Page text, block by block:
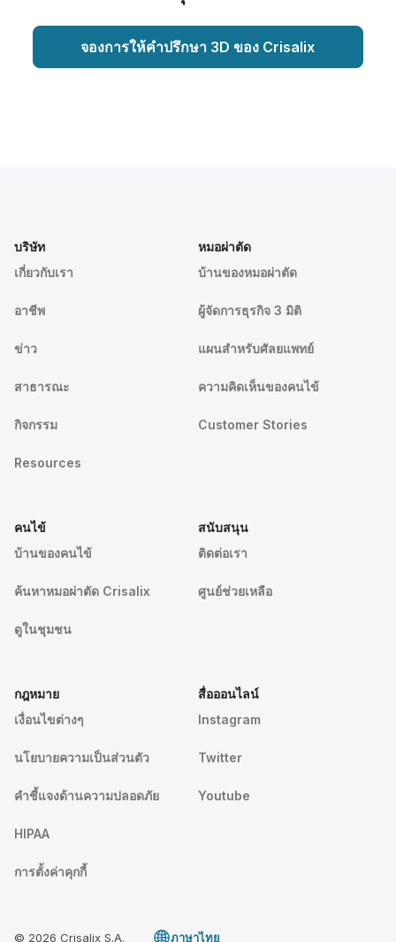
จองการให้คำปรึกษา 3D ของ Crisalix
บริษัท
เกี่ยวกับเรา
อาชีพ
ข่าว
สาธารณะ
กิจกรรม
Resources
หมอผ่าตัด
บ้านของหมอผ่าตัด
ผู้จัดการธุรกิจ 3 มิติ
แผนสำหรับศัลยแพทย์
ความคิดเห็นของคนไข้
Customer Stories
คนไข้
บ้านของคนไข้
ค้นหาหมอผ่าตัด Crisalix
ดูในชุมชน
สนับสนุน
ติดต่อเรา
ศูนย์ช่วยเหลือ
กฎหมาย
เงื่อนไขต่างๆ
นโยบายความเป็นส่วนตัว
คําชี้แจงด้านความปลอดภัย
HIPAA
การตั้งค่าคุกกี้
สื่อออนไลน์
Instagram
Twitter
Youtube
© 2026 Crisalix S.A. ภาษาไทย